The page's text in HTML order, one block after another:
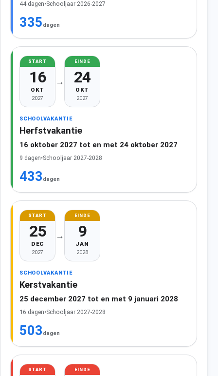
44 dagen•Schooljaar 2026-2027
335 dagen
START
16
OKT
2027
→
EINDE
24
OKT
2027
SCHOOLVAKANTIE
Herfstvakantie
16 oktober 2027 tot en met 24 oktober 2027
9 dagen•Schooljaar 2027-2028
433 dagen
START
25
DEC
2027
→
EINDE
9
JAN
2028
SCHOOLVAKANTIE
Kerstvakantie
25 december 2027 tot en met 9 januari 2028
16 dagen•Schooljaar 2027-2028
503 dagen
START EINDE